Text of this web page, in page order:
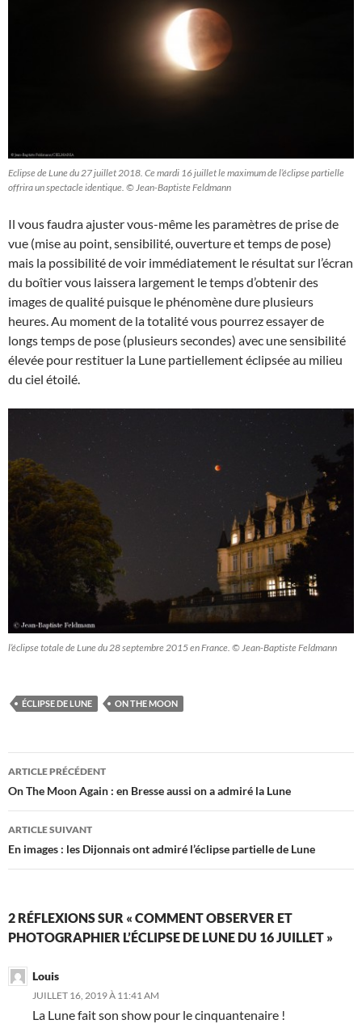
Eclipse de Lune du 27 juillet 2018. Ce mardi 16 juillet le maximum de l’éclipse partielle
offrira un spectacle identique. © Jean-Baptiste Feldmann
Il vous faudra ajuster vous-même les paramètres de prise de
vue (mise au point, sensibilité, ouverture et temps de pose)
mais la possibilité de voir immédiatement le résultat sur l’écran
du boîtier vous laissera largement le temps d’obtenir des
images de qualité puisque le phénomène dure plusieurs
heures. Au moment de la totalité vous pourrez essayer de
longs temps de pose (plusieurs secondes) avec une sensibilité
élevée pour restituer la Lune partiellement éclipsée au milieu
du ciel étoilé.
l’éclipse totale de Lune du 28 septembre 2015 en France. © Jean-Baptiste Feldmann
ÉCLIPSE DE LUNE ON THE MOON
Navigation
des
articles
ARTICLE PRÉCÉDENT
On The Moon Again : en Bresse aussi on a admiré la Lune
ARTICLE SUIVANT
En images : les Dijonnais ont admiré l’éclipse partielle de Lune
2 RÉFLEXIONS SUR « COMMENT OBSERVER ET
PHOTOGRAPHIER L’ÉCLIPSE DE LUNE DU 16 JUILLET »
Louis
JUILLET 16, 2019 À 11:41 AM
La Lune fait son show pour le cinquantenaire !